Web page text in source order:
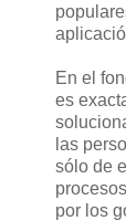
En el
es
las
sólo de
por los